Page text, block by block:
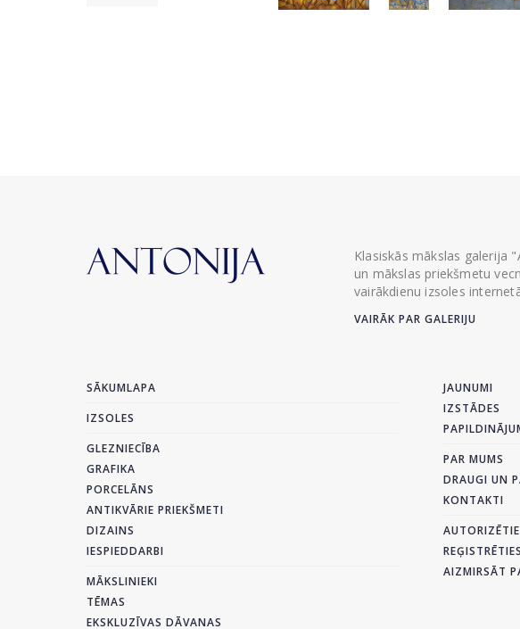
Klasiskās mākslas galerija
un mākslas priekšmetu
vairākdienu izsoles
VAIRĀK PAR GALERIJU
SĀKUMLAPA
IZSOLES
GLEZNIECĪBA
GRAFIKA
PORCELĀNS
ANTIKVĀRIE PRIEKŠMETI
DIZAINS
IESPIEDDARBI
MĀKSLINIEKI
TĒMAS
EKSKLUZĪVAS DĀVANAS
JAUNUMI
IZSTĀDES
PAR MUMS
DRAUGI UN
KONTAKTI
REĢISTRĒTIES
AIZMIRSĀT